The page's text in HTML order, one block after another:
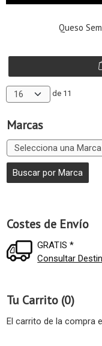
Marcas
Costes de Envío
GRATIS *
Consultar
Tu Carrito (0)
El carrito de la compra
Queso
de 11